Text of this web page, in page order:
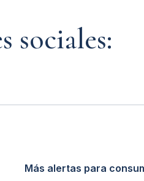
sociales:
Más alertas para